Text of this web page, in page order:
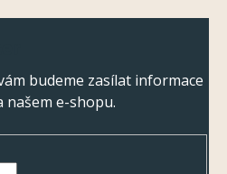
budeme zasílat informace
e-shopu.